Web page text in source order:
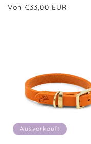
Normaler
Von €33,00 EUR
Ausverkauft